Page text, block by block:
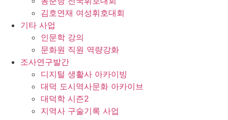
김호연재 여성휘호대회
기타 사업
인문학 강의
문화원 직원 역량강화
조사연구발간
디지털 생활사 아카이빙
대덕 도시역사문화 아카이브
대덕학 시즌2
지역사 구술기록 사업